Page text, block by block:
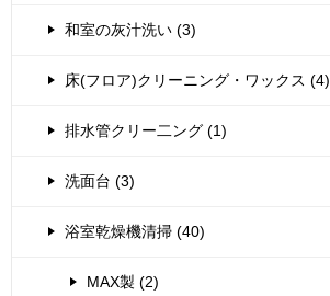
和室の灰汁洗い (3)
床(フロア)クリーニング・ワックス (4)
排水管クリー二ング (1)
洗面台 (3)
浴室乾燥機清掃 (40)
MAX製 (2)